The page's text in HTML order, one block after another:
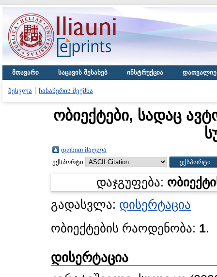
მთავარი საცავის შესახებ ინსტრუქცია
შესვლა ჩანაწერის შექმნა
ობიექტები, სადაც
დონით მაღლა
ექსპორტი
დაჯგუფება:
გადასვლა: დისერტაცია
ობიექტების რაოდენობა: 1.
დისერტაცია